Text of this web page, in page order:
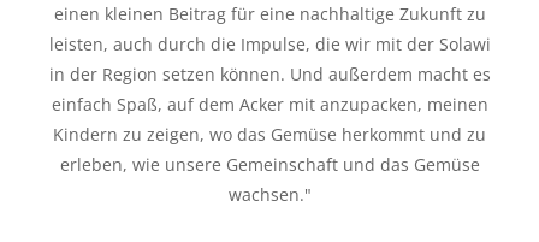
einen kleinen Beitrag für eine nachhaltige Zukunft zu
leisten, auch durch die Impulse, die wir mit der Solawi
in der Region setzen können. Und außerdem macht es
einfach Spaß, auf dem Acker mit anzupacken, meinen
Kindern zu zeigen, wo das Gemüse herkommt und zu
erleben, wie unsere Gemeinschaft und das Gemüse
wachsen."